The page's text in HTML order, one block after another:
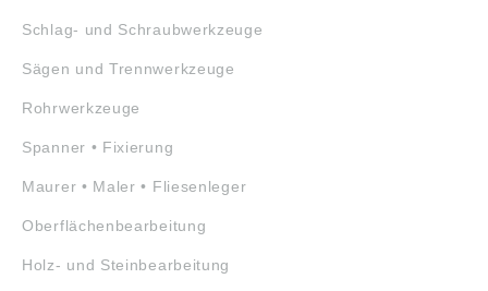
Schlag- und Schraubwerkzeuge
Sägen und Trennwerkzeuge
Rohrwerkzeuge
Spanner • Fixierung
Maurer • Maler • Fliesenleger
Oberflächenbearbeitung
Holz- und Steinbearbeitung